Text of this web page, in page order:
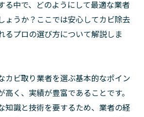
る中で、どのようにして最適な業者
ょうか？ここでは安心してカビ除去
るプロの選び方について解説しま
カビ取り業者を選ぶ基本的なポイン
高く、実績が豊富であることです。
知識と技術を要するため、業者の経